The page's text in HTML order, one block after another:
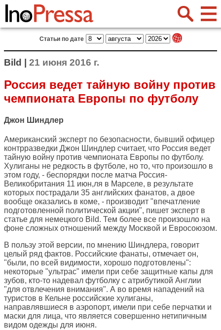
Статьи по дате
Bild | 21 июня 2016 г.
Россия ведет тайную войну против
чемпионата Европы по футболу
Джон Шиндлер
Американский эксперт по безопасности, бывший офицер
контрразведки Джон Шиндлер считает, что Россия ведет
тайную войну против чемпионата Европы по футболу.
Хулиганы не редкость в футболе, но то, что произошло в
этом году, - беспорядки после матча Россия-
Великобритания 11 июн,ля в Марселе, в результате
которых пострадали 35 английских фанатов, а двое
вообще оказались в коме, - производит "впечатление
подготовленной политической акции", пишет эксперт в
статье для немецкого Bild. Тем более все произошло на
фоне сложных отношений между Москвой и Евросоюзом.
В пользу этой версии, по мнению Шиндлера, говорит
целый ряд фактов. Российские фанаты, отмечает он,
"были, по всей видимости, хорошо подготовлены":
некоторые "ультрас" имели при себе защитные капы для
зубов, кто-то надевал футболку с атрибутикой Англии
"для отвлечения внимания". А во время нападений на
туристов в Кельне российские хулиганы,
направлявшиеся в аэропорт, имели при себе перчатки и
маски для лица, что является совершенно нетипичным
видом одежды для июня.